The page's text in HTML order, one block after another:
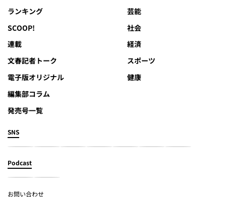
ランキング
SCOOP!
連載
文春記者トーク
電子版オリジナル
編集部コラム
発売号一覧
芸能
社会
経済
スポーツ
健康
SNS
Podcast
お問い合わせ